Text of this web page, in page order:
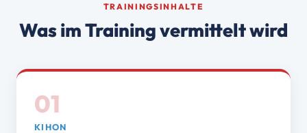
TRAININGSINHALTE
Was im Training vermittelt wird
01
KIHON